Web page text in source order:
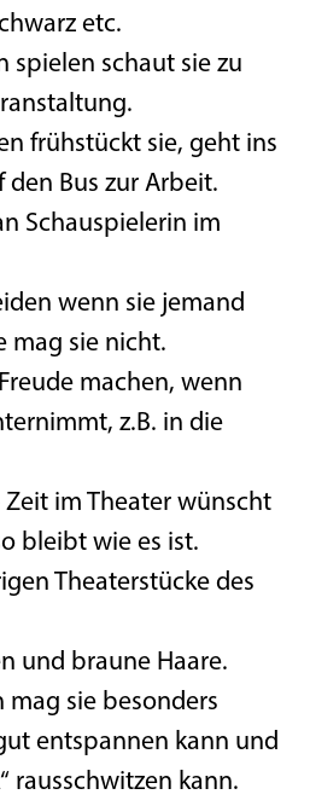
etc.
spielen schaut sie zu
frühstückt sie, geht ins
Bus zur Arbeit.
Schauspielerin im
wenn sie jemand
mag sie nicht.
machen, wenn
z.B. in die
im Theater wünscht
bleibt wie es ist.
Theaterstücke des
und braune Haare.
mag sie besonders
entspannen kann und
rausschwitzen kann.